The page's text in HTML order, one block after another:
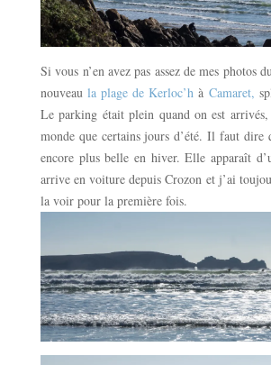
Si vous n’en avez pas assez de mes photos
nouveau la plage de Kerloc’h à Camaret,
Le parking était plein quand on est
monde que certains jours d’été. Il faut dire
encore plus belle en hiver. Elle apparaît
arrive en voiture depuis Crozon et j’ai
la voir pour la première fois.